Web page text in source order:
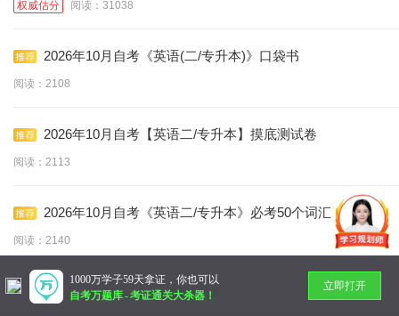
权威估分 阅读：31038
2026年10月自考《英语(二/专升本)》口袋书
阅读：2108
2026年10月自考【英语二/专升本】摸底测试卷
阅读：2113
2026年10月自考《英语二/专升本》必考50个词汇
阅读：2140
暂无更多
1000万学子59天拿证，你也可以
自考万题库-考证通关大杀器！
立即打开